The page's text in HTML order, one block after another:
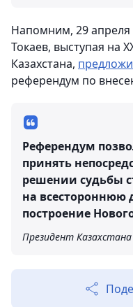
Напомним, 29
Токаев, выступая на
Казахстана,
референдум по
Референдум
принять
решении судьбы
на
построение
Президент